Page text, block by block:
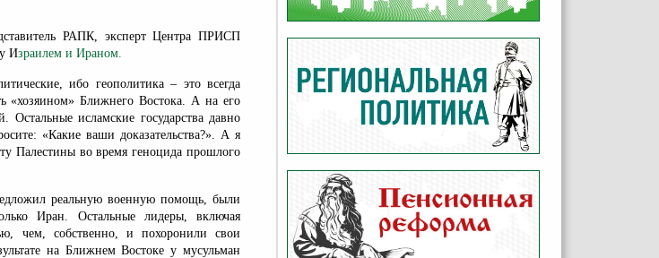
РАПК, эксперт Центра ПРИСП
Израилем и Ираном.
ибо геополитика – это всегда
«хозяином» Ближнего Востока. А на его
исламские государства давно
«Какие ваши доказательства?». А я
Палестины во время геноцида прошлого
реальную военную помощь, были
Иран. Остальные лидеры, включая
чем, собственно, и похоронили свои
на Ближнем Востоке у мусульман